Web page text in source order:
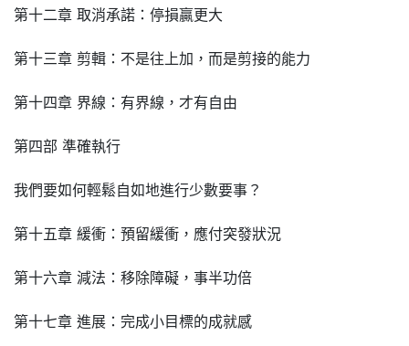
第十二章 取消承諾：停損贏更大
第十三章 剪輯：不是往上加，而是剪接的能力
第十四章 界線：有界線，才有自由
第四部 準確執行
我們要如何輕鬆自如地進行少數要事？
第十五章 緩衝：預留緩衝，應付突發狀況
第十六章 減法：移除障礙，事半功倍
第十七章 進展：完成小目標的成就感